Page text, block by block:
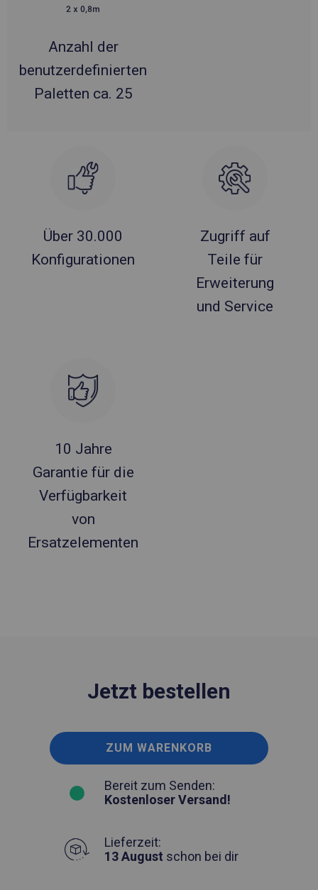
Anzahl der
benutzerdefinierten
Paletten ca. 25
Über 30.000
Konfigurationen
Zugriff auf
Teile für
Erweiterung
und Service
10 Jahre
Garantie für die
Verfügbarkeit
von
Ersatzelementen
Jetzt bestellen
ZUM WARENKORB
Bereit zum Senden:
Kostenloser Versand!
Lieferzeit:
13 August schon bei dir